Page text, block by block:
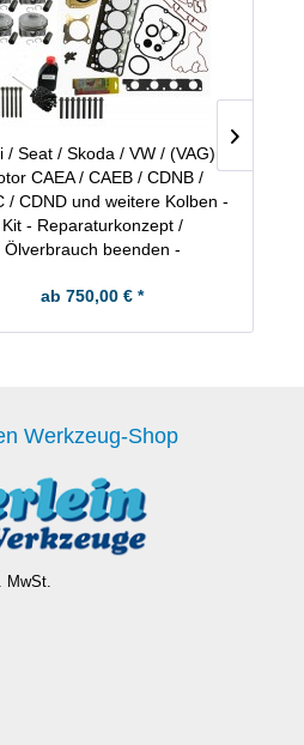
/ Seat / Skoda / VW / (VAG)
CAEA / CAEB / CDNB /
/ CDND und weitere Kolben -
Kit - Reparaturkonzept /
Ölverbrauch beenden -
ab 750,00 € *
Werkzeug-Shop
MwSt.